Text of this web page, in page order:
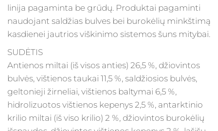
linija pagaminta be grūdų. Produktai pagaminti
naudojant saldžias bulves bei burokėlių minkštimą
kasdienei jautrios viškinimo sistemos šuns mitybai.
SUDĖTIS
Antienos miltai (iš visos anties) 26,5 %, džiovintos
bulvės, vištienos taukai 11,5 %, saldžiosios bulvės,
geltonieji žirneliai, vištienos baltymai 6,5 %,
hidrolizuotos vištienos kepenys 2,5 %, antarktinio
krilio miltai (iš viso krilio) 2 %, džiovintos burokėlių